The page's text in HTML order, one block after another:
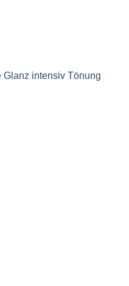
Glanz intensiv Tönung